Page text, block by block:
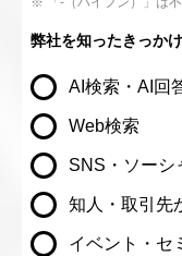
弊社を知ったきっかけ
AI検索・AI回
Web検索
SNS・ソーシ
知人・取引先
イベント・セ
姓
名
test